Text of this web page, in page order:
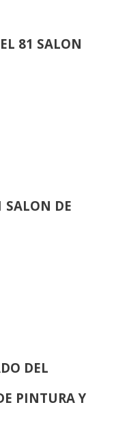
81 SALON
SALON DE
DEL
PINTURA Y